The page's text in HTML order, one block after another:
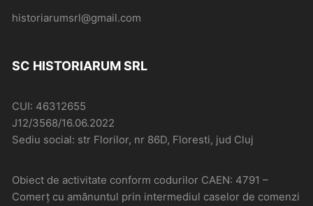
historiarumsrl@gmail.com
SC HISTORIARUM SRL
CUI: 46312655
J12/3568/16.06.2022
Sediu social: str Florilor, nr 86D, Floresti, jud Cluj
Obiect de activitate conform codurilor CAEN: 4791 –
Comerţ cu amănuntul prin intermediul caselor de comenzi